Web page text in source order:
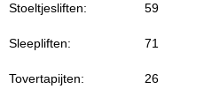
Stoeltjesliften: 59
Sleepliften: 71
Tovertapijten: 26